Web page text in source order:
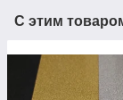
С этим